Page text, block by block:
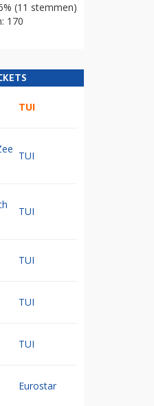
(11 stemmen)
170
TUI
TUI
TUI
TUI
TUI
TUI
Eurostar